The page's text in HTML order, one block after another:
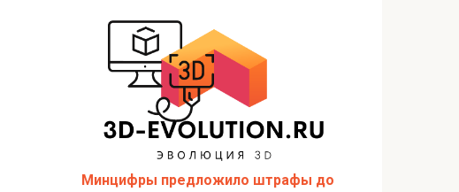
Минцифры предложило штрафы до